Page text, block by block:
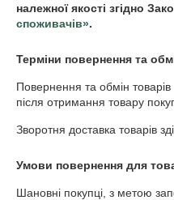
належної якості згідно
споживачів».
Терміни повернення та
Повернення та обмін
після отримання товару
Зворотня доставка товарів
Умови повернення для
Шановні покупці, з метою